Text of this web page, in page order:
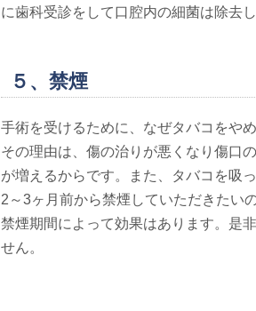
に歯科受診をして口腔内の細菌は除去
５、禁煙
手術を受けるために、なぜタバコをや
その理由は、傷の治りが悪くなり傷口
が増えるからです。また、タバコを吸
2～3ヶ月前から禁煙していただきたい
禁煙期間によって効果はあります。是
せん。